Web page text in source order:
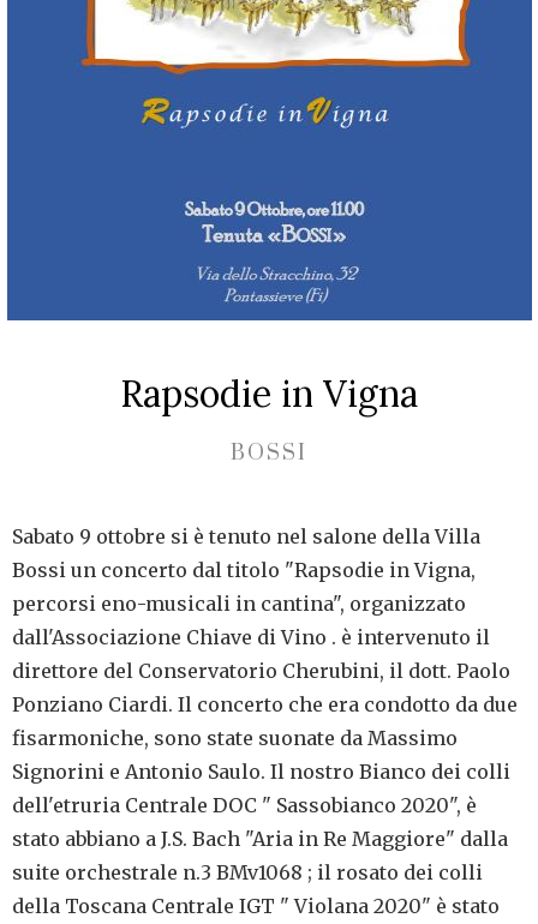
Rapsodie in Vigna
BOSSI
Sabato 9 ottobre si è tenuto nel salone della Villa
Bossi un concerto dal titolo "Rapsodie in Vigna,
percorsi eno-musicali in cantina", organizzato
dall'Associazione Chiave di Vino . è intervenuto il
direttore del Conservatorio Cherubini, il dott. Paolo
Ponziano Ciardi. Il concerto che era condotto da due
fisarmoniche, sono state suonate da Massimo
Signorini e Antonio Saulo. Il nostro Bianco dei colli
dell'etruria Centrale DOC " Sassobianco 2020", è
stato abbiano a J.S. Bach "Aria in Re Maggiore" dalla
suite orchestrale n.3 BMv1068 ; il rosato dei colli
della Toscana Centrale IGT " Violana 2020" è stato